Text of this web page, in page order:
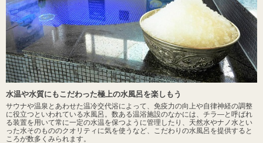
水温や水質にもこだわった極上の水風呂を楽しもう
サウナや温泉とあわせた温冷交代浴によって、免疫力の向上や自律神経の調整
に役立つといわれている水風呂。数ある温浴施設のなかには、チラ―と呼ばれ
る装置を用いて常に一定の水温を保つように管理したり、天然水やナノ水とい
った水そのもののクオリティに気を使うなど、こだわりの水風呂を提供すると
ころが数多くみられます。